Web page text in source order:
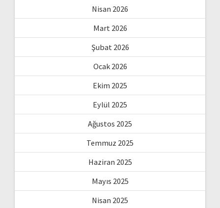
Nisan 2026
Mart 2026
Şubat 2026
Ocak 2026
Ekim 2025
Eylül 2025
Ağustos 2025
Temmuz 2025
Haziran 2025
Mayıs 2025
Nisan 2025